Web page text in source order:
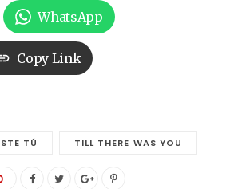
WhatsApp
Copy Link
TÚ TILL THERE WAS YOU